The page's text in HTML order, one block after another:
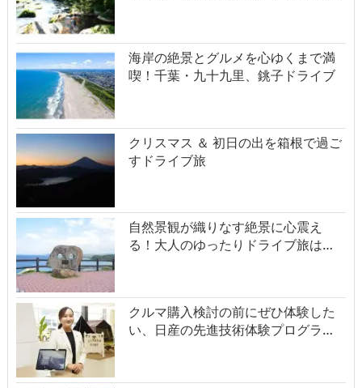
海岸の絶景とグルメを心ゆくまで満
喫！千葉・九十九里、銚子ドライブ
クリスマス ＆ 初日の出を箱根で過ご
すドライブ旅
自然景観が織りなす絶景に心震え
る！大人のゆったりドライブ旅は…
クルマ購入検討の前にぜひ体験した
い、日産の先進技術体験プログラ…